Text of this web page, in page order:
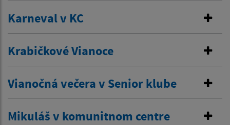
Karneval v KC
Krabičkové Vianoce
Vianočná večera v Senior klube
Mikuláš v komunitnom centre